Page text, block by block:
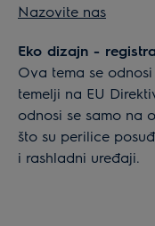
Nazovite nas
Eko dizajn -
Ova tema se
temelji na EU
odnosi se samo na
što su perilice
i rashladni uređaji.